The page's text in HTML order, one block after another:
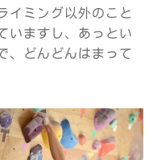
イミング以外のこと
いますし、あっとい
、どんどんはまって